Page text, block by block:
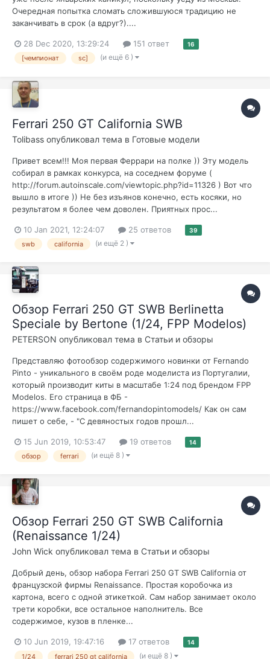
Очередная попытка сломать сложившуюся традицию не
заканчивать в срок (а вдруг?)....
28 Dec 2020, 13:29:24 151 ответ 16
[чемпионат sc] (и ещё 6 )
Ferrari 250 GT California SWB
Tolibass опубликовал тема в Готовые модели
Привет всем!!! Моя первая Феррари на полке )) Эту модель
собирал в рамках конкурса, на соседнем форуме (
http://forum.autoinscale.com/viewtopic.php?id=11326 ) Вот что
вышло в итоге )) Не без изъянов конечно, есть косяки, но
результатом я более чем доволен. Приятных прос...
10 Jan 2021, 12:24:07 25 ответов 39
swb california (и ещё 2 )
Обзор Ferrari 250 GT SWB Berlinetta
Speciale by Bertone (1/24, FPP Modelos)
PETERSON опубликовал тема в Статьи и обзоры
Представляю фотообзор содержимого новинки от Fernando
Pinto - уникального в своём роде моделиста из Португалии,
который производит киты в масштабе 1:24 под брендом FPP
Modelos. Его страница в ФБ -
https://www.facebook.com/fernandopintomodels/ Как он сам
пишет о себе, - "С девяностых годов прошл...
15 Jun 2019, 10:53:47 19 ответов 14
обзор ferrari (и ещё 8 )
Обзор Ferrari 250 GT SWB California
(Renaissance 1/24)
John Wick опубликовал тема в Статьи и обзоры
Добрый день, обзор набора Ferrari 250 GT SWB California от
французской фирмы Renaissance. Простая коробочка из
картона, всего с одной этикеткой. Сам набор занимает около
трети коробки, все остальное наполнитель. Все
содержимое, кузов в пленке...
10 Jun 2019, 19:47:16 17 ответов 14
1/24 ferrari 250 gt california (и ещё 8 )